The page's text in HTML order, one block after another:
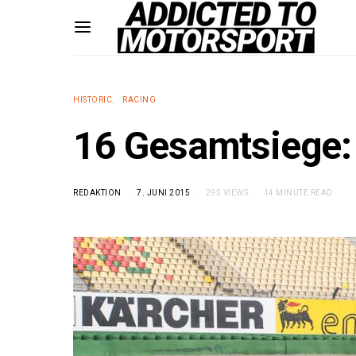
HISTORIC RACING
16
REDAKTION 7. JUNI 2015 295 VIEWS 14 MINUTE READ